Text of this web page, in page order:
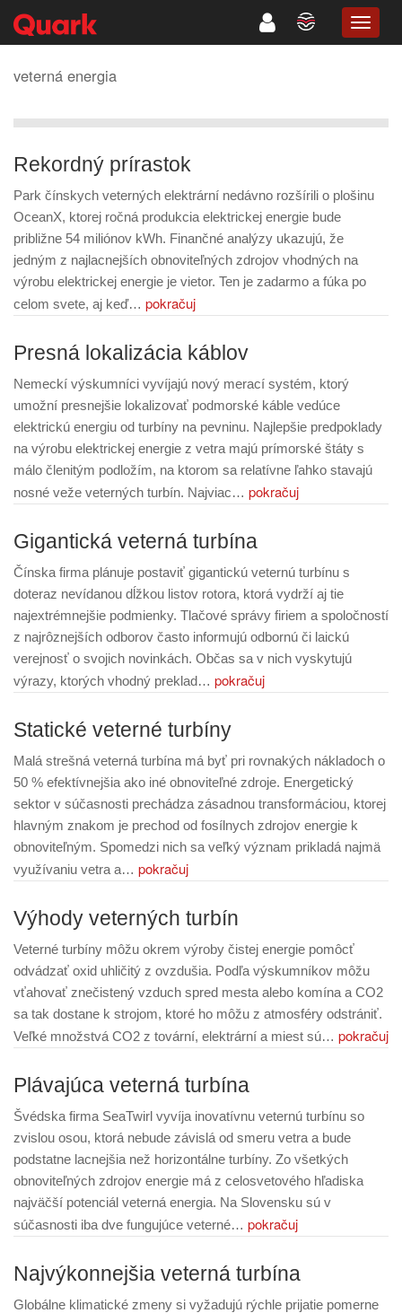
veterná energia
Rekordný prírastok
Park čínskych veterných elektrární nedávno rozšírili o plošinu
OceanX, ktorej ročná produkcia elektrickej energie bude
približne 54 miliónov kWh. Finančné analýzy ukazujú, že
jedným z najlacnejších obnoviteľných zdrojov vhodných na
výrobu elektrickej energie je vietor. Ten je zadarmo a fúka po
celom svete, aj keď… pokračuj
Presná lokalizácia káblov
Nemeckí výskumníci vyvíjajú nový merací systém, ktorý
umožní presnejšie lokalizovať podmorské káble vedúce
elektrickú energiu od turbíny na pevninu. Najlepšie predpoklady
na výrobu elektrickej energie z vetra majú prímorské štáty s
málo členitým podložím, na ktorom sa relatívne ľahko stavajú
nosné veže veterných turbín. Najviac… pokračuj
Gigantická veterná turbína
Čínska firma plánuje postaviť gigantickú veternú turbínu s
doteraz nevídanou dĺžkou listov rotora, ktorá vydrží aj tie
najextrémnejšie podmienky. Tlačové správy firiem a spoločností
z najrôznejších odborov často informujú odbornú či laickú
verejnosť o svojich novinkách. Občas sa v nich vyskytujú
výrazy, ktorých vhodný preklad… pokračuj
Statické veterné turbíny
Malá strešná veterná turbína má byť pri rovnakých nákladoch o
50 % efektívnejšia ako iné obnoviteľné zdroje. Energetický
sektor v súčasnosti prechádza zásadnou transformáciou, ktorej
hlavným znakom je prechod od fosílnych zdrojov energie k
obnoviteľným. Spomedzi nich sa veľký význam prikladá najmä
využívaniu vetra a… pokračuj
Výhody veterných turbín
Veterné turbíny môžu okrem výroby čistej energie pomôcť
odvádzať oxid uhličitý z ovzdušia. Podľa výskumníkov môžu
vťahovať znečistený vzduch spred mesta alebo komína a CO2
sa tak dostane k strojom, ktoré ho môžu z atmosféry odstrániť.
Veľké množstvá CO2 z tovární, elektrární a miest sú… pokračuj
Plávajúca veterná turbína
Švédska firma SeaTwirl vyvíja inovatívnu veternú turbínu so
zvislou osou, ktorá nebude závislá od smeru vetra a bude
podstatne lacnejšia než horizontálne turbíny. Zo všetkých
obnoviteľných zdrojov energie má z celosvetového hľadiska
najväčší potenciál veterná energia. Na Slovensku sú v
súčasnosti iba dve fungujúce veterné… pokračuj
Najvýkonnejšia veterná turbína
Globálne klimatické zmeny si vyžadujú rýchle prijatie pomerne